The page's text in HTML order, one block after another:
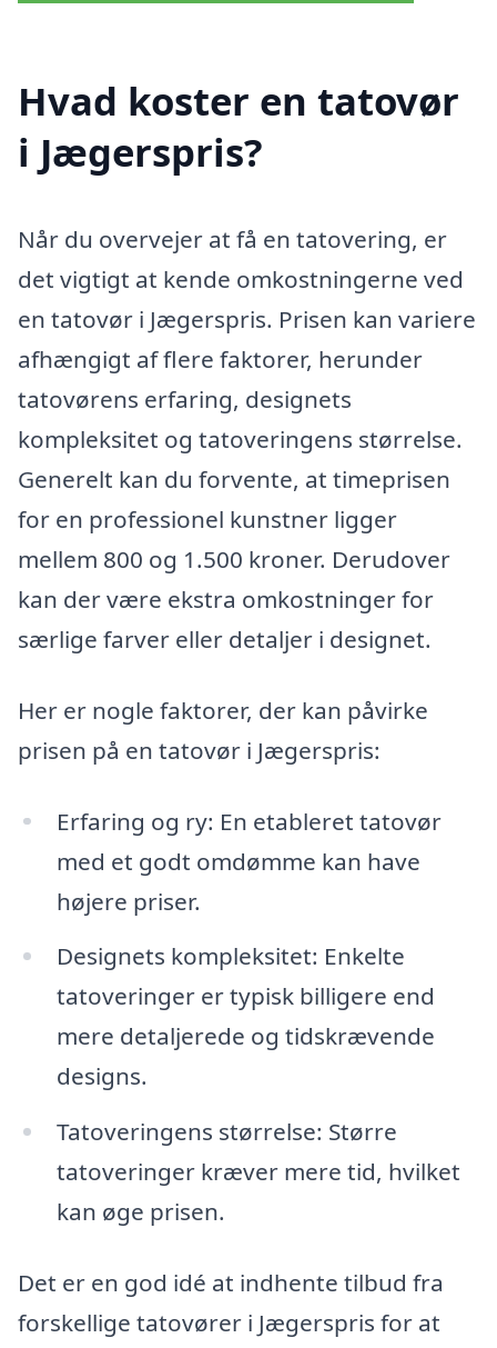
Hvad koster en tatovør
i Jægerspris?
Når du overvejer at få en tatovering, er
det vigtigt at kende omkostningerne ved
en tatovør i Jægerspris. Prisen kan variere
afhængigt af flere faktorer, herunder
tatovørens erfaring, designets
kompleksitet og tatoveringens størrelse.
Generelt kan du forvente, at timeprisen
for en professionel kunstner ligger
mellem 800 og 1.500 kroner. Derudover
kan der være ekstra omkostninger for
særlige farver eller detaljer i designet.
Her er nogle faktorer, der kan påvirke
prisen på en tatovør i Jægerspris:
Erfaring og ry: En etableret tatovør
med et godt omdømme kan have
højere priser.
Designets kompleksitet: Enkelte
tatoveringer er typisk billigere end
mere detaljerede og tidskrævende
designs.
Tatoveringens størrelse: Større
tatoveringer kræver mere tid, hvilket
kan øge prisen.
Det er en god idé at indhente tilbud fra
forskellige tatovører i Jægerspris for at